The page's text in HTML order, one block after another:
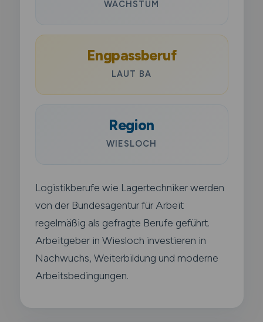
WACHSTUM
Engpassberuf
LAUT BA
Region
WIESLOCH
Logistikberufe wie Lagertechniker werden
von der Bundesagentur für Arbeit
regelmäßig als gefragte Berufe geführt.
Arbeitgeber in Wiesloch investieren in
Nachwuchs, Weiterbildung und moderne
Arbeitsbedingungen.